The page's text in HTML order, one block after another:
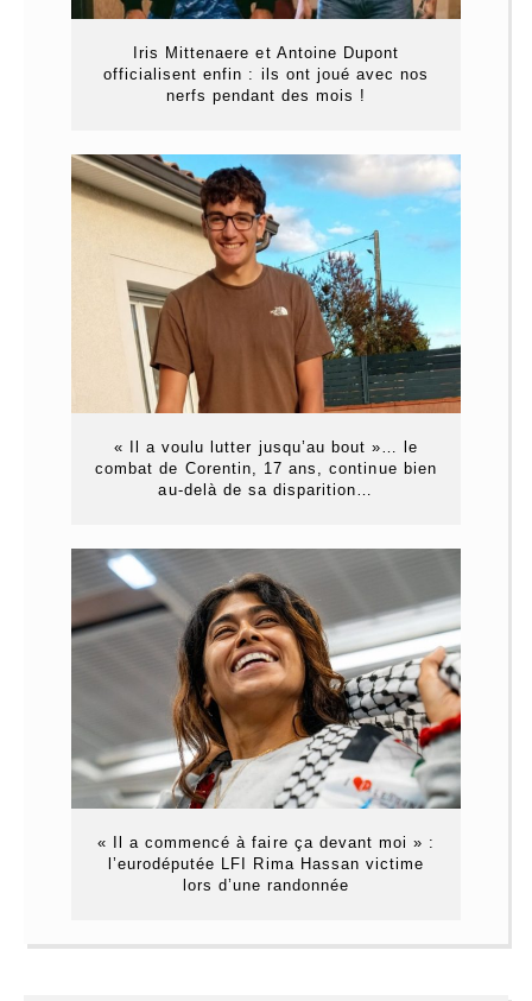
Iris Mittenaere et Antoine Dupont
officialisent enfin : ils ont joué avec nos
nerfs pendant des mois !
« Il a voulu lutter jusqu’au bout »… le
combat de Corentin, 17 ans, continue bien
au-delà de sa disparition…
« Il a commencé à faire ça devant moi » :
l’eurodéputée LFI Rima Hassan victime
lors d’une randonnée